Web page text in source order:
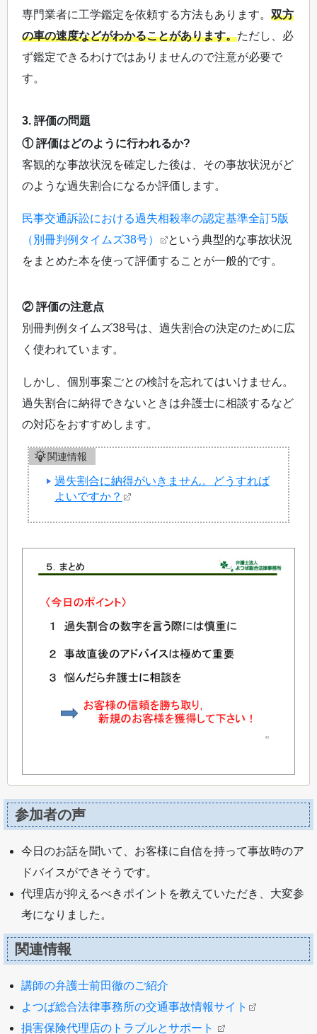
専門業者に工学鑑定を依頼する方法もあります。 双方
の車の速度などがわかることがあります。ただし、必
ず鑑定できるわけではありませんので注意が必要で
す。
3. 評価の問題
① 評価はどのように行われるか?
客観的な事故状況を確定した後は、その事故状況がど
のような過失割合になるか評価します。
民事交通訴訟における過失相殺率の認定基準全訂5版
（別冊判例タイムズ38号）
という典型的な事故状況
をまとめた本を使って評価することが一般的です。
② 評価の注意点
別冊判例タイムズ38号は、過失割合の決定のために広
く使われています。
しかし、個別事案ごとの検討を忘れてはいけません。
過失割合に納得できないときは弁護士に相談するなど
の対応をおすすめします。
関連情報
過失割合に納得がいきません。どうすれば
よいですか？
参加者の声
今日のお話を聞いて、お客様に自信を持って事故時のア
ドバイスができそうです。
代理店が抑えるべきポイントを教えていただき、大変参
考になりました。
関連情報
講師の弁護士前田徹のご紹介
よつば総合法律事務所の交通事故情報サイト
損害保険代理店のトラブルとサポート